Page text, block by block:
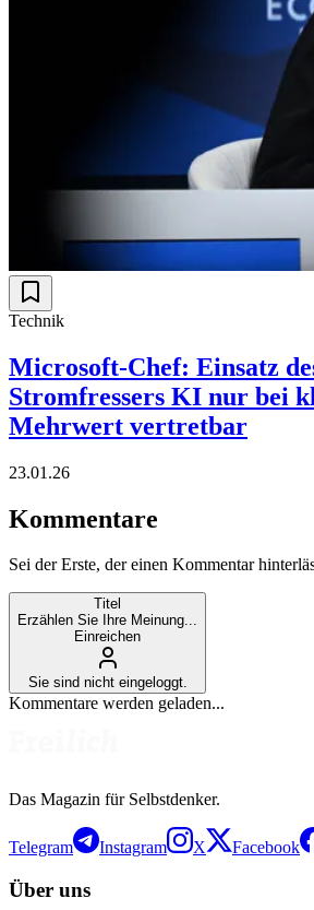
Technik
Microsoft-Chef: Einsatz
Stromfressers KI nur bei
Mehrwert vertretbar
23.01.26
Kommentare
Sei der Erste, der einen Kommentar
Titel
Erzählen Sie Ihre Meinung...
Einreichen
Sie sind nicht eingeloggt.
Kommentare werden geladen...
Das Magazin für Selbstdenker.
Telegram Instagram X Facebook
Über uns